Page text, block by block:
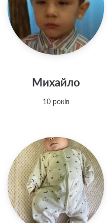
Михайло
10 років